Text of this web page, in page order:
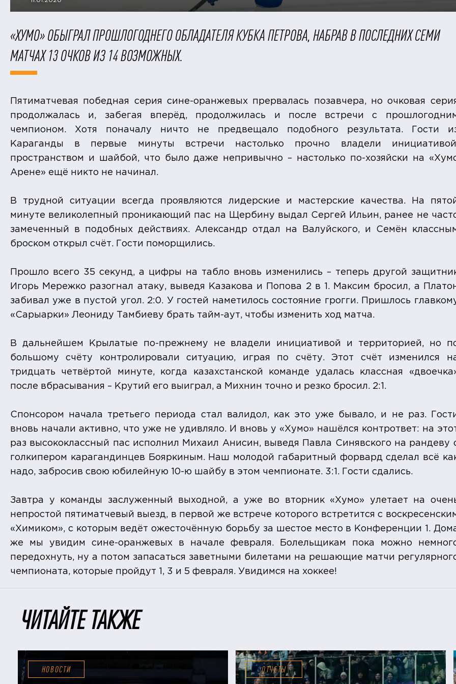
«ХУМО» ОБЫГРАЛ ПРОШЛОГОДНЕГО ОБЛАДАТЕЛЯ КУБКА ПЕТРОВА, НАБРАВ В ПОСЛЕДНИХ СЕМИ
МАТЧАХ 13 ОЧКОВ ИЗ 14 ВОЗМОЖНЫХ.
Пятиматчевая победная серия сине-оранжевых прервалась позавчера, но очковая
продолжалась и, забегая вперёд, продолжилась и после встречи с
чемпионом. Хотя поначалу ничто не предвещало подобного результата. Гости
Караганды в первые минуты встречи настолько прочно владели
пространством и шайбой, что было даже непривычно – настолько по-хозяйски на
Арене» ещё никто не начинал.
В трудной ситуации всегда проявляются лидерские и мастерские качества. На
минуте великолепный проникающий пас на Щербину выдал Сергей Ильин, ранее не
замеченный в подобных действиях. Александр отдал на Валуйского, и Семён
броском открыл счёт. Гости поморщились.
Прошло всего 35 секунд, а цифры на табло вновь изменились – теперь другой
Игорь Мережко разогнал атаку, выведя Казакова и Попова 2 в 1. Максим бросил, а
забивал уже в пустой угол. 2:0. У гостей наметилось состояние грогги. Пришлось
«Сарыарки» Леониду Тамбиеву брать тайм-аут, чтобы изменить ход матча.
В дальнейшем Крылатые по-прежнему не владели инициативой и территорией, но
большому счёту контролировали ситуацию, играя по счёту. Этот счёт изменился
тридцать четвёртой минуте, когда казахстанской команде удалась классная
после вбрасывания – Крутий его выиграл, а Михнин точно и резко бросил. 2:1.
Спонсором начала третьего периода стал валидол, как это уже бывало, и не раз.
вновь начали активно, что уже не удивляло. И вновь у «Хумо» нашёлся контрответ: на
раз высококлассный пас исполнил Михаил Анисин, выведя Павла Синявского на рандеву
голкипером карагандинцев Бояркиным. Наш молодой габаритный форвард сделал всё
надо, забросив свою юбилейную 10-ю шайбу в этом чемпионате. 3:1. Гости сдались.
Завтра у команды заслуженный выходной, а уже во вторник «Хумо» улетает на
непростой пятиматчевый выезд, в первой же встрече которого встретится с
«Химиком», с которым ведёт ожесточённую борьбу за шестое место в Конференции 1.
же мы увидим сине-оранжевых в начале февраля. Болельщикам пока можно
передохнуть, ну а потом запасаться заветными билетами на решающие матчи
чемпионата, которые пройдут 1, 3 и 5 февраля. Увидимся на хоккее!
ЧИТАЙТЕ ТАКЖЕ
НОВОСТИ ОТЧЕТЫ